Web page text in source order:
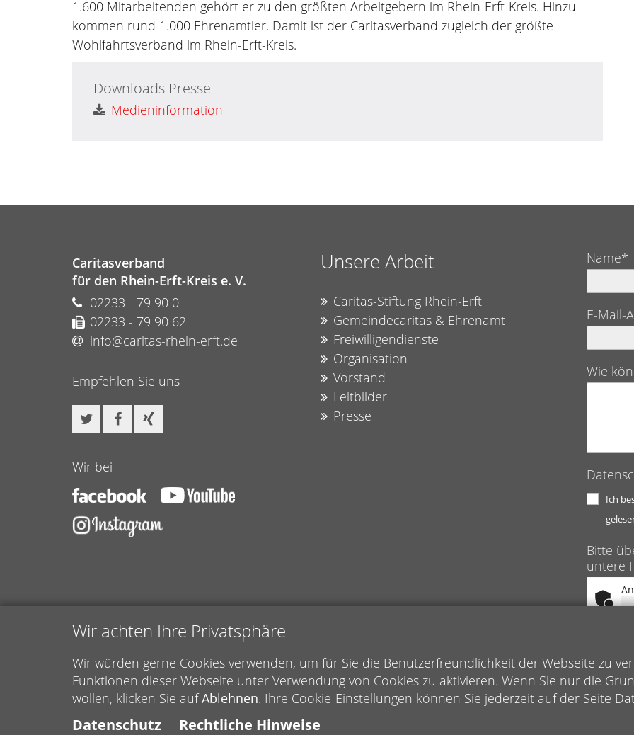
Wir achten Ihre Privatsphäre
Wir würden gerne Cookies verwenden, um für Sie die Benutzerfreundlichkeit der Webseite zu
Funktionen dieser Webseite unter Verwendung von Cookies zu aktivieren. Wenn Sie nur die
wollen, klicken Sie aufAblehnen. Ihre Cookie-Einstellungen können Sie jederzeit auf der Seite
Datenschutz Rechtliche Hinweise
1.600 Mitarbeitenden gehört er zu den größten Arbeitgebern im Rhein-Erft-Kreis. Hinzu
kommen rund 1.000 Ehrenamtler. Damit ist der Caritasverband zugleich der größte
Wohlfahrtsverband im Rhein-Erft-Kreis.
Downloads Presse
Medieninformation
Caritasverband
für den Rhein-Erft-Kreis e. V.
02233 - 79 90 0
02233 - 79 90 62
info@caritas-rhein-erft.de
Empfehlen Sie uns
Wir bei
Unsere Arbeit
Caritas-Stiftung Rhein-Erft
Gemeindecaritas & Ehrenamt
Freiwilligendienste
Organisation
Vorstand
Leitbilder
Presse
Name*
E-Mail-
Wie
Ich
Bitte
untere